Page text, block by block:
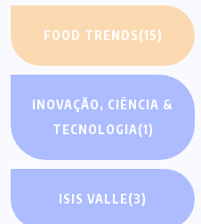
FOOD TRENDS(15)
INOVAÇÃO, CIÊNCIA &
TECNOLOGIA(1)
ISIS VALLE(3)